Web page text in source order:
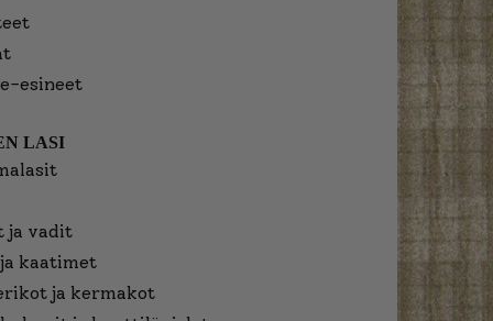
esineet
LASI
ja vadit
kaatimet
ja kermakot